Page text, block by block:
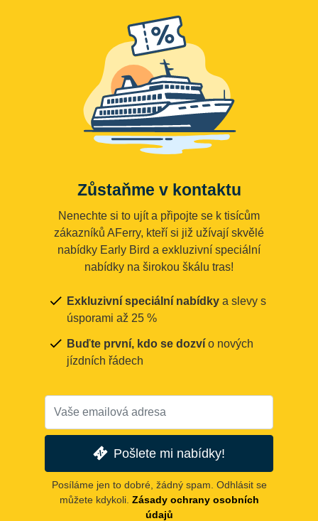
Zůstaňme v kontaktu
Nenechte si to ujít a připojte se k tisícům
zákazníků AFerry, kteří si již užívají skvělé
nabídky Early Bird a exkluzivní speciální
nabídky na širokou škálu tras!
Exkluzivní speciální nabídky a slevy s
úsporami až 25 %
Buďte první, kdo se dozví o nových
jízdních řádech
Pošlete mi nabídky!
Posíláme jen to dobré, žádný spam. Odhlásit se
můžete kdykoli. Zásady ochrany osobních
údajů